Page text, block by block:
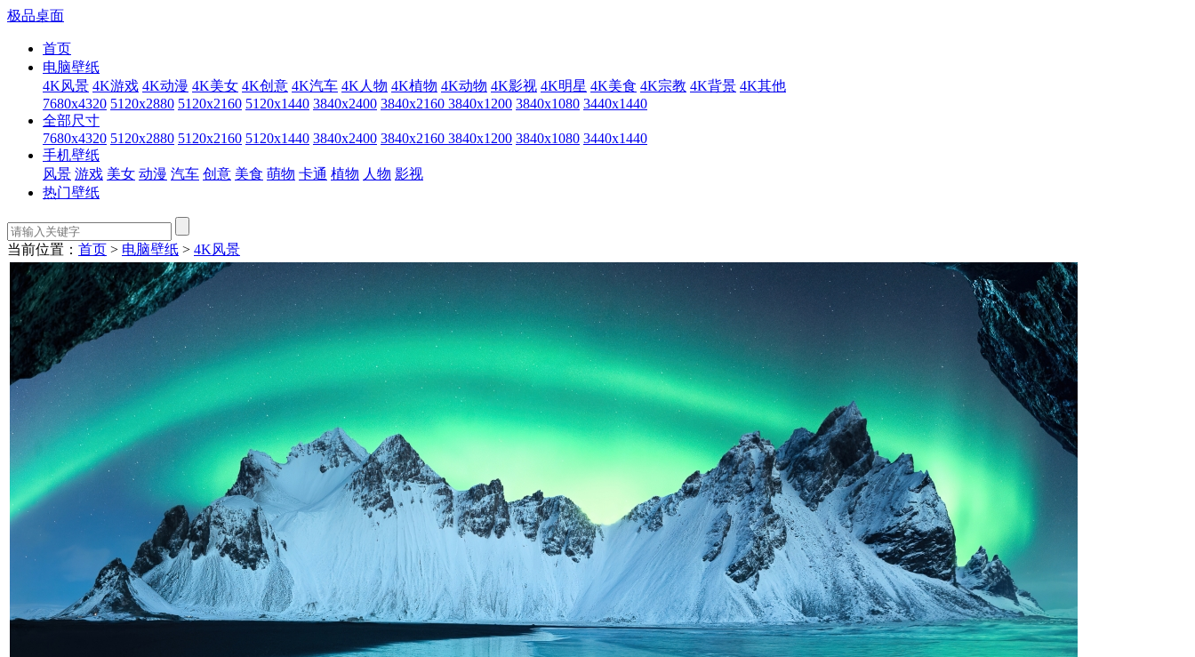
极品桌面
首页
电脑壁纸
4K风景 4K游戏 4K动漫 4K美女 4K创意 4K汽车 4K人物 4K植物 4K动物 4K影视 4K明星 4K美食 4K宗教 4K背景 4K其他
7680x4320 5120x2880 5120x2160 5120x1440 3840x2400 3840x2160 3840x1200 3840x1080 3440x1440
全部尺寸
7680x4320 5120x2880 5120x2160 5120x1440 3840x2400 3840x2160 3840x1200 3840x1080 3440x1440
手机壁纸
风景 游戏 美女 动漫 汽车 创意 美食 萌物 卡通 植物 人物 影视
热门壁纸
当前位置： 首页 > 电脑壁纸 > 4K风景